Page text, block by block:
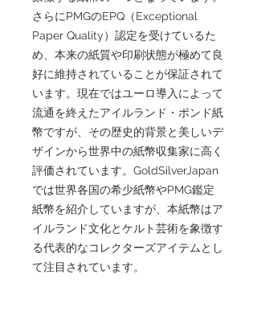
さらにPMGのEPQ（Exceptional
Paper Quality）認定を受けているた
め、本来の紙質や印刷状態が極めて良
好に維持されていることが保証されて
います。現在ではユーロ導入によって
流通を終えたアイルランド・ポンド紙
幣ですが、その歴史的背景と美しいデ
ザインから世界中の紙幣収集家に高く
評価されています。GoldSilverJapan
では世界各国の希少紙幣やPMG鑑定
紙幣を紹介していますが、本紙幣はア
イルランド文化とケルト芸術を象徴す
る代表的なコレクターズアイテムとし
て注目されています。